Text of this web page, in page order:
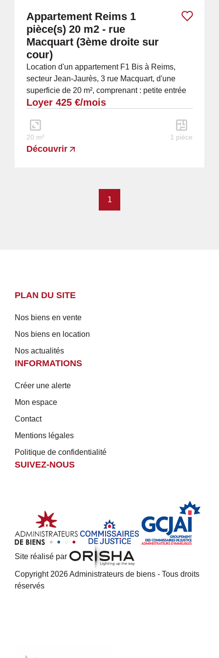
Appartement Reims 1
pièce(s) 20 m2 - rue
Macquart (3ème droite sur
cour)
Location d'un appartement F1 Bis à Reims,
secteur Jean-Jaurès, 3 rue Macquart, d'une
superficie de 20 m², comprenant : petite entrée
avec placard, coin cuisine, séjour, salle de...
Loyer 425 €/mois
20 m² 1 pièce
Découvrir
1
PLAN DU SITE
Nos biens en vente
Nos biens en location
Nos actualités
INFORMATIONS
Créer une alerte
Mon espace
Contact
Mentions légales
Politique de confidentialité
SUIVEZ-NOUS
Site réalisé par
Copyright 2026 Administrateurs de biens - Tous droits
réservés